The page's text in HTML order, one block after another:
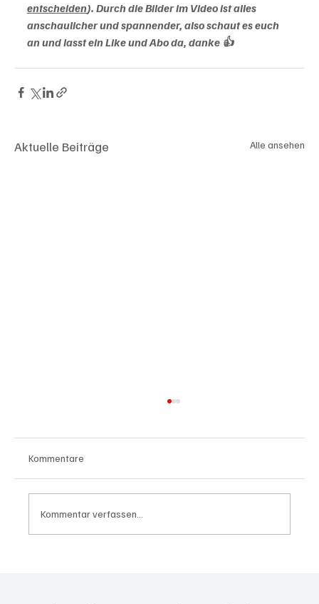
entscheiden). Durch die Bilder im Video ist alles
anschaulicher und spannender, also schaut es euch
an und lasst ein Like und Abo da, danke 👍
Aktuelle Beiträge Alle ansehen
Kommentare
Kommentar verfassen...